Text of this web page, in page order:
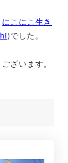
にこにこ生き
)でした。
ざいます。